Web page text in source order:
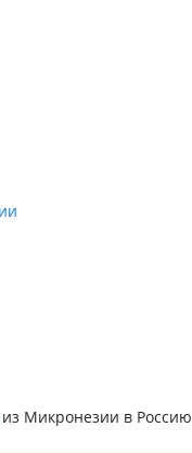
из Микронезии в Россию